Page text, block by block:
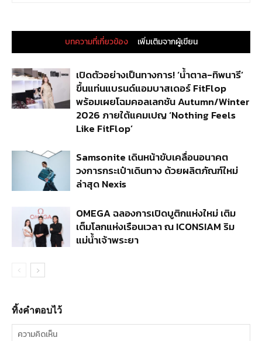
บทความที่เกี่ยวข้อง เพิ่มเติมจากผู้เขียน
เปิดตัวอย่างเป็นทางการ! ‘น้ำตาล-ทิพนารี’
ขึ้นแท่นแบรนด์แอมบาสเดอร์ FitFlop
พร้อมเผยโฉมคอลเลกชัน Autumn/Winter
2026 ภายใต้แคมเปญ ‘Nothing Feels
Like FitFlop’
Samsonite เดินหน้าขับเคลื่อนอนาคต
วงการกระเป๋าเดินทาง ด้วยผลิตภัณฑ์ใหม่
ล่าสุด Nexis
OMEGA ฉลองการเปิดบูติกแห่งใหม่ เติม
เต็มโลกแห่งเรือนเวลา ณ ICONSIAM ริม
แม่น้ำเจ้าพระยา
ทิ้งคำตอบไว้